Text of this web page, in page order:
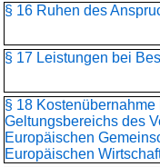
§ 16 Ruhen des
§ 17 Leistungen bei
§ 18
Geltungsbereichs des
Europäischen
Europäischen